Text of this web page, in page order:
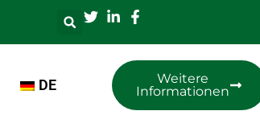
DE
Weitere
Informationen